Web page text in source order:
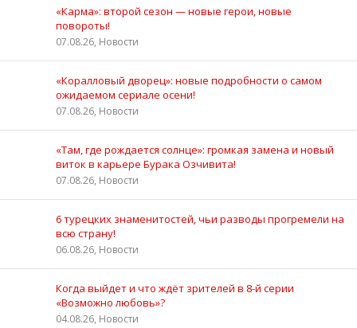
«Карма»: второй сезон — новые герои, новые
повороты!
07.08.26, Новости
«Коралловый дворец»: новые подробности о самом
ожидаемом сериале осени!
07.08.26, Новости
«Там, где рождается солнце»: громкая замена и новый
виток в карьере Бурака Озчивита!
07.08.26, Новости
6 турецких знаменитостей, чьи разводы прогремели на
всю страну!
06.08.26, Новости
Когда выйдет и что ждёт зрителей в 8-й серии
«Возможно любовь»?
04.08.26, Новости